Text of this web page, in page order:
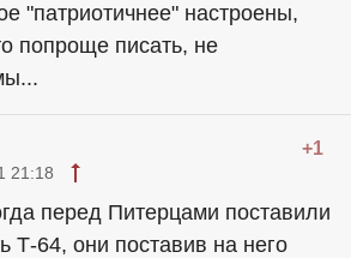
"патриотичнее" настроены,
попроще писать, не
+1
21:18
перед Питерцами поставили
Т-64, они поставив на него